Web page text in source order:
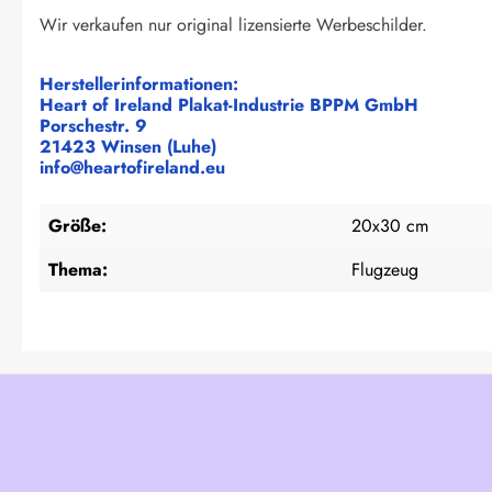
Wir verkaufen nur original lizensierte Werbeschilder.
Herstellerinformationen:
Heart of Ireland Plakat-Industrie BPPM GmbH
Porschestr. 9
21423 Winsen (Luhe)
info@heartofireland.eu
Größe:
20x30 cm
Thema:
Flugzeug